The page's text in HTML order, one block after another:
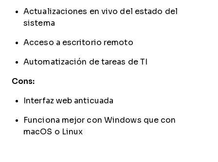
Actualizaciones en vivo del estado del
sistema
Acceso a escritorio remoto
Automatización de tareas de TI
Cons:
Interfaz web anticuada
Funciona mejor con Windows que con
macOS o Linux